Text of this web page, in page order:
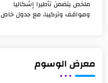
ملخص يتضمن تأطيرا إشكاليا
ومواقف وتركيبا، مع جدول خاص
معرض الوسوم